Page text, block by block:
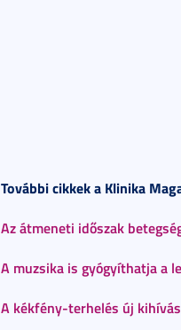
További cikkek a Klinika
Az átmeneti időszak
A muzsika is gyógyíthatja a
A kékfény-terhelés új